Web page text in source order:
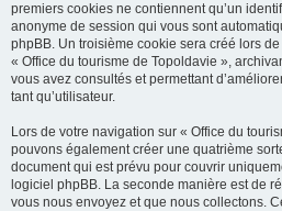
premiers cookies ne contiennent qu’un
anonyme de session qui vous sont
phpBB. Un troisième cookie sera créé lors
« Office du tourisme de Topoldavie »,
vous avez consultés et permettant
tant qu’utilisateur.
Lors de votre navigation sur « Office du
pouvons également créer une quatrième
document qui est prévu pour couvrir
logiciel phpBB. La seconde manière est de
vous nous envoyez et que nous collectons.